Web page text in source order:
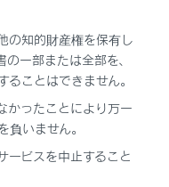
の知的財産権を保有し
一部または全部を、
ことはできません。
かったことにより万一
いません。
ービスを中止すること